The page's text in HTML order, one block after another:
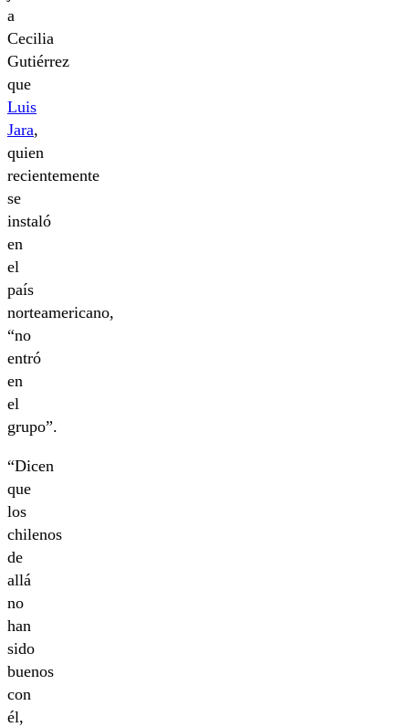
a
Cecilia
Gutiérrez
que
Luis
Jara,
quien
recientemente
se
instaló
en
el
país
norteamericano,
“no
entró
en
el
grupo”.
“Dicen
que
los
chilenos
de
allá
no
han
sido
buenos
con
él,